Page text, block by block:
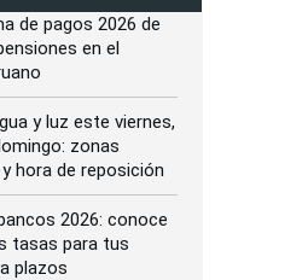
de pagos 2026 de
en el
y luz este viernes,
zonas
hora de reposición
2026: conoce
tasas para tus
plazos